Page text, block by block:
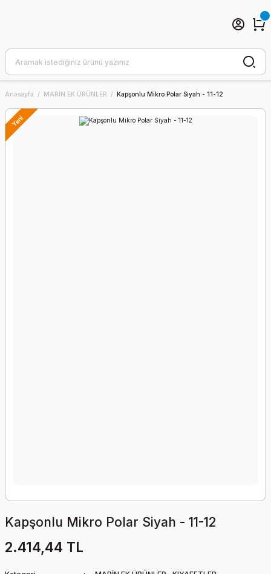
Anasayfa MARİN EK ÜRÜNLER Kapşonlu Mikro Polar Siyah - 11-12
Yeni
Kapşonlu Mikro Polar Siyah - 11-12
2.414,44 TL